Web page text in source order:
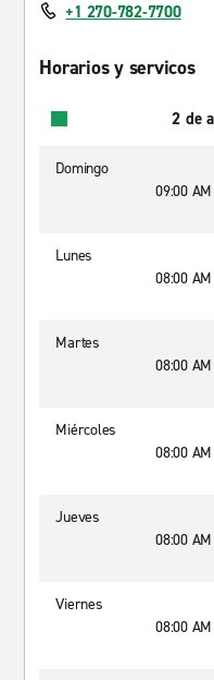
+1 270-782-7700
Horarios y servicos
2 de
Domingo
09:00
Lunes
08:00
Martes
08:00
Miércoles
08:00
Jueves
08:00
Viernes
08:00